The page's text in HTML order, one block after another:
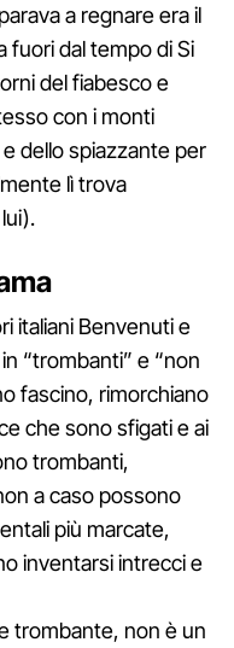
a regnare era il
fuori dal tempo di Si
del fiabesco e
con i monti
dello spiazzante per
lì trova
italiani Benvenuti e
“trombanti” e “non
fascino, rimorchiano
che sono sfigati e ai
trombanti,
a caso possono
più marcate,
inventarsi intrecci e
trombante, non è un